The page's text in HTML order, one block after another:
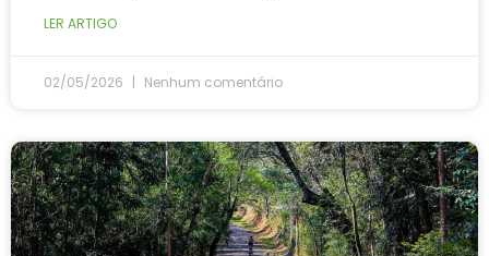
LER ARTIGO
02/05/2026 Nenhum comentário